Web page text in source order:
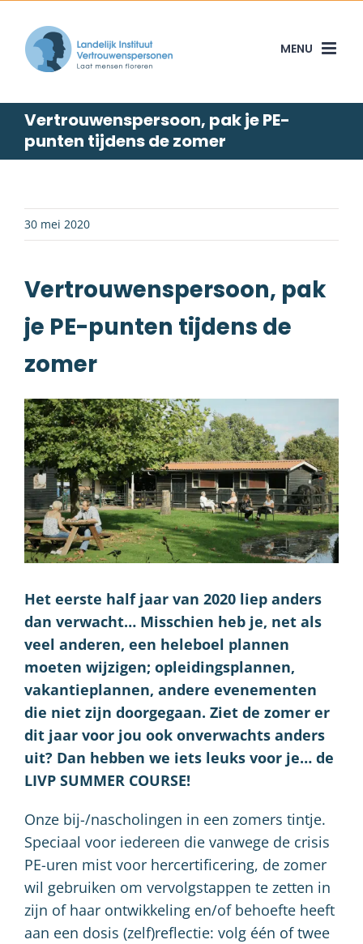
content
Vertrouwenspersoon, pak je PE-
punten tijdens de zomer
30 mei 2020
Vertrouwenspersoon, pak
je PE-punten tijdens de
zomer
Het eerste half jaar van 2020 liep anders
dan verwacht… Misschien heb je, net als
veel anderen, een heleboel plannen
moeten wijzigen; opleidingsplannen,
vakantieplannen, andere evenementen
die niet zijn doorgegaan. Ziet de zomer er
dit jaar voor jou ook onverwachts anders
uit? Dan hebben we iets leuks voor je… de
LIVP SUMMER COURSE!
Onze bij-/nascholingen in een zomers tintje.
Speciaal voor iedereen die vanwege de crisis
PE-uren mist voor hercertificering, de zomer
wil gebruiken om vervolgstappen te zetten in
zijn of haar ontwikkeling en/of behoefte heeft
aan een dosis (zelf)reflectie: volg één of twee